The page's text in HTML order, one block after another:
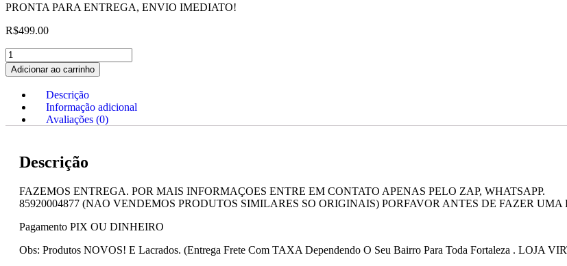
PRONTA PARA ENTREGA, ENVIO IMEDIATO!
R$499.00
Adicionar ao carrinho
Descrição
Informação adicional
Avaliações (0)
Descrição
FAZEMOS ENTREGA. POR MAIS INFORMAÇOES ENTRE EM CONTATO APENAS PELO ZAP, WHATSAPP.
85920004877 (NAO VENDEMOS PRODUTOS SIMILARES SO ORIGINAIS) PORFAVOR ANTES DE FAZER
Pagamento PIX OU DINHEIRO
Obs: Produtos NOVOS! E Lacrados. (Entrega Frete Com TAXA Dependendo O Seu Bairro Para Toda Fortaleza . LOJA